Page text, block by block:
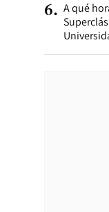
6. A qué